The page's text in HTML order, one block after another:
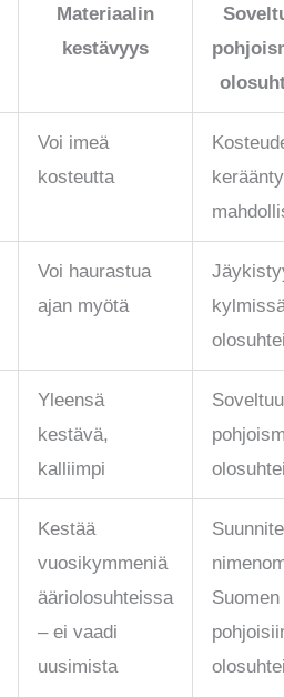
Materiaalin
kestävyys
Voi imeä
kosteutta
Voi haurastua
ajan myötä
Yleensä
kestävä,
kalliimpi
Soveltuu
Kestää
vuosikymmeniä
ääriolosuhteissa
– ei vaadi
uusimista
Suomen